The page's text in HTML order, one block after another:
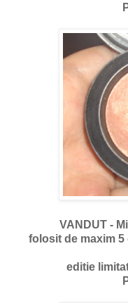
VANDUT -
folosit de maxim
editie